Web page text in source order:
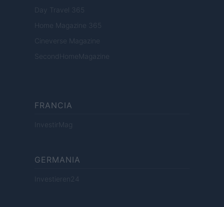
Day Travel 365
Home Magazine 365
Cineverse Magazine
SecondHomeMagazine
FRANCIA
InvestirMag
GERMANIA
Investieren24